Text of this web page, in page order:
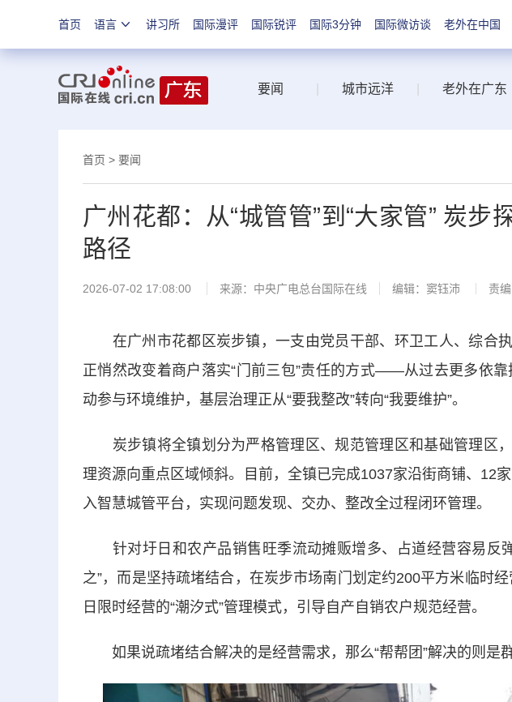
首页 语言 讲习所 国际漫评 国际锐评 国际3分钟 国际微访谈 老外在中国
要闻 城市远洋 老外在广东
首页 > 要闻
广州花都：从“城管管”到“大家管” 炭步
路径
2026-07-02 17:08:00 来源：中央广电总台国际在线 编辑：窦钰沛 责
在广州市花都区炭步镇，一支由党员干部、环卫工人、综合执
正悄然改变着商户落实“门前三包”责任的方式——从过去更多依
动参与环境维护，基层治理正从“要我整改”转向“我要维护”。
炭步镇将全镇划分为严格管理区、规范管理区和基础管理区，
理资源向重点区域倾斜。目前，全镇已完成1037家沿街商铺、12
入智慧城管平台，实现问题发现、交办、整改全过程闭环管理。
针对圩日和农产品销售旺季流动摊贩增多、占道经营容易反
之”，而是坚持疏堵结合，在炭步市场南门划定约200平方米临时
日限时经营的“潮汐式”管理模式，引导自产自销农户规范经营。
如果说疏堵结合解决的是经营需求，那么“帮帮团”解决的则是群